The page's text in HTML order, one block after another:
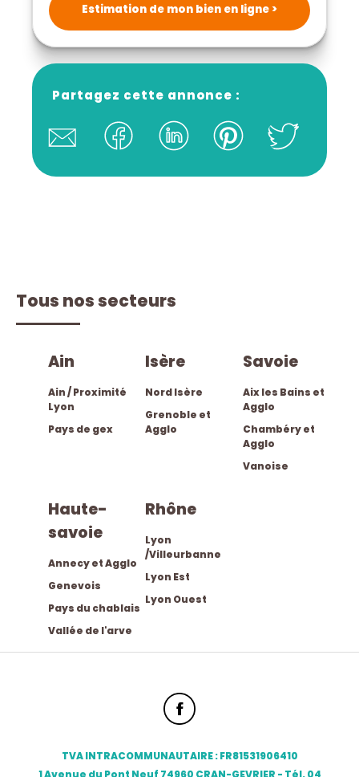
Estimation de mon bien en ligne >
Partagez cette annonce :
Tous nos secteurs
ain
Ain / Proximité
Lyon
Pays de gex
isère
Nord Isère
Grenoble et
Agglo
savoie
Aix les Bains et
Agglo
Chambéry et
Agglo
Vanoise
haute-
savoie
Annecy et Agglo
Genevois
Pays du chablais
Vallée de l'arve
rhône
Lyon
/Villeurbanne
Lyon Est
Lyon Ouest
TVA INTRACOMMUNAUTAIRE : FR81531906410